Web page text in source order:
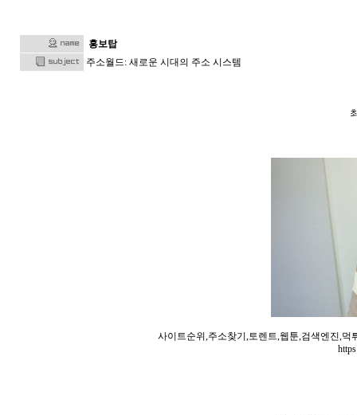
홍보탑
주소월드: 새로운 시대의 주소 시스템
사이트순위,주소찾기,토렌트,웹툰,검색엔진,